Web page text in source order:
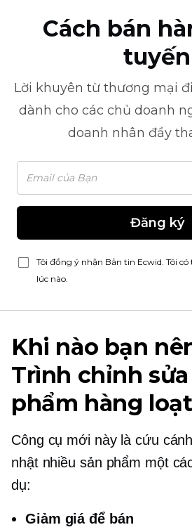
Cách bán
tuyến
Lời khuyên từ thương mại
dành cho các chủ doanh
doanh nhân đầy
Đăng ký
Tôi đồng ý nhận Bản tin Ecwid. Tôi
lúc nào.
Khi nào bạn
Trình chỉnh sửa
phẩm hàng loạt
Công cụ mới này là cứu
nhật nhiều sản phẩm một
dụ:
Giảm giá để bán